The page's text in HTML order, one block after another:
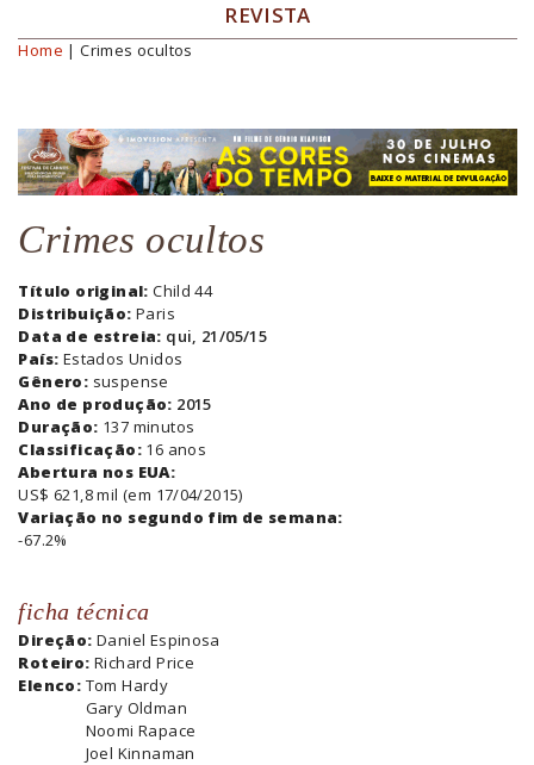
REVISTA
Você está aqui
Home | Crimes ocultos
Crimes ocultos
Título original:Child 44
Distribuição: Paris
Data de estreia: qui, 21/05/15
País: Estados Unidos
Gênero: suspense
Ano de produção: 2015
Duração: 137 minutos
Classificação: 16 anos
Abertura nos EUA:
US$ 621,8 mil (em 17/04/2015)
Variação no segundo fim de semana:
-67.2%
ficha técnica
Direção: Daniel Espinosa
Roteiro: Richard Price
Elenco: Tom Hardy
Gary Oldman
Noomi Rapace
Joel Kinnaman